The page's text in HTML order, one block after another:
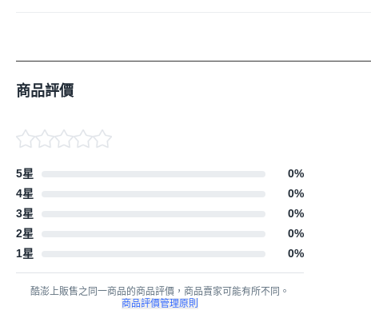
商品評價
5星 0%
4星
0%
3星
0%
2星
0%
1星
0%
酷澎上販售之同一商品的商品評價，商品賣家可能有所不同。
商品評價管理原則